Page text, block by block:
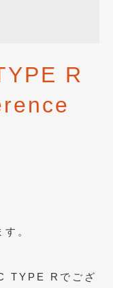
R
。
TYPE Rでござ